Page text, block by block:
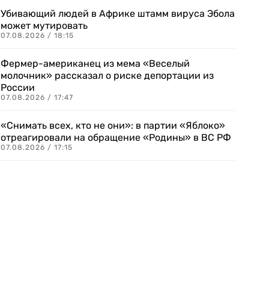
Убивающий людей в Африке штамм вируса Эбола
может мутировать
07.08.2026 / 18:15
Фермер-американец из мема «Веселый
молочник» рассказал о риске депортации из
России
07.08.2026 / 17:47
«Снимать всех, кто не они»: в партии «Яблоко»
отреагировали на обращение «Родины» в ВС РФ
07.08.2026 / 17:15